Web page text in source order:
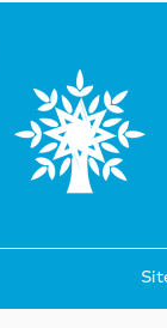
İraqda qonşu
planlaşdıran
edilib
09 Avqust 08:50
arasında